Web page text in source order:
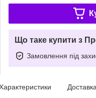
Що таке купити з
Замовлення під
Доставка